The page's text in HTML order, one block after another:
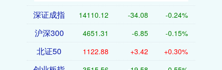
深证成指 14110.12 -34.08 -0.24%
沪深300 4651.31 -6.85 -0.15%
北证50 1122.88 +3.42 +0.30%